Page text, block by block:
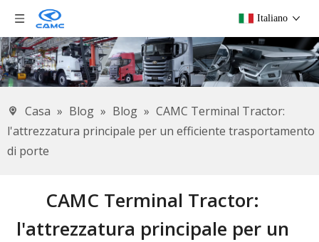
Italiano
Casa » Blog » Blog » CAMC Terminal Tractor:
l'attrezzatura principale per un efficiente trasportamento
di porte
CAMC Terminal Tractor:
l'attrezzatura principale per un